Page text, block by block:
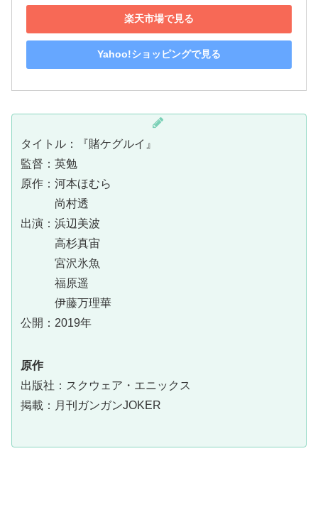
楽天市場で見る
Yahoo!ショッピングで見る
タイトル：『賭ケグルイ』
監督：英勉
原作：河本ほむら
尚村透
出演：浜辺美波
高杉真宙
宮沢氷魚
福原遥
伊藤万理華
公開：2019年
原作
出版社：スクウェア・エニックス
掲載：月刊ガンガンJOKER